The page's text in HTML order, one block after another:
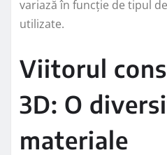
variază în funcție de tipul
utilizate.
Viitorul
3D: O
materiale